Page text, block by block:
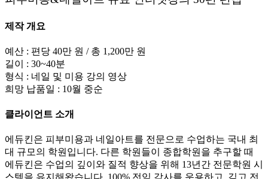
제작 개요
예산 : 편당 40만 원 / 총 1,200만 원
길이 : 30~40분
형식 : 네일 및 미용 강의 영상
희망 납품일 : 10월 중순
클라이언트 소개
에듀킨은 피부미용과 네일아트를 전문으로 수업하는 국내 최
대 규모의 학원입니다. 다른 학원들이 종합학원을 추구할 때
에듀킨은 수업의 깊이와 질적 향상을 위해 13년간 전문학원 시